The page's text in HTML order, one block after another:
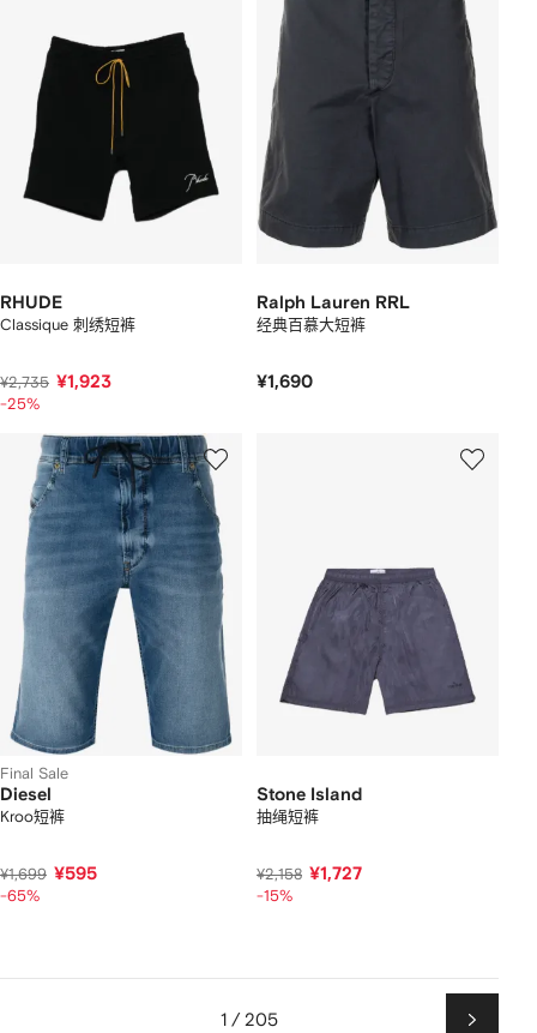
RHUDE
Classique 刺绣短裤
¥2,735 ¥1,923
-25%
Ralph Lauren RRL
经典百慕大短裤
¥1,690
Final Sale
Diesel
Kroo短裤
¥1,699 ¥595
-65%
Stone Island
抽绳短裤
¥2,158 ¥1,727
-15%
1 / 205
下